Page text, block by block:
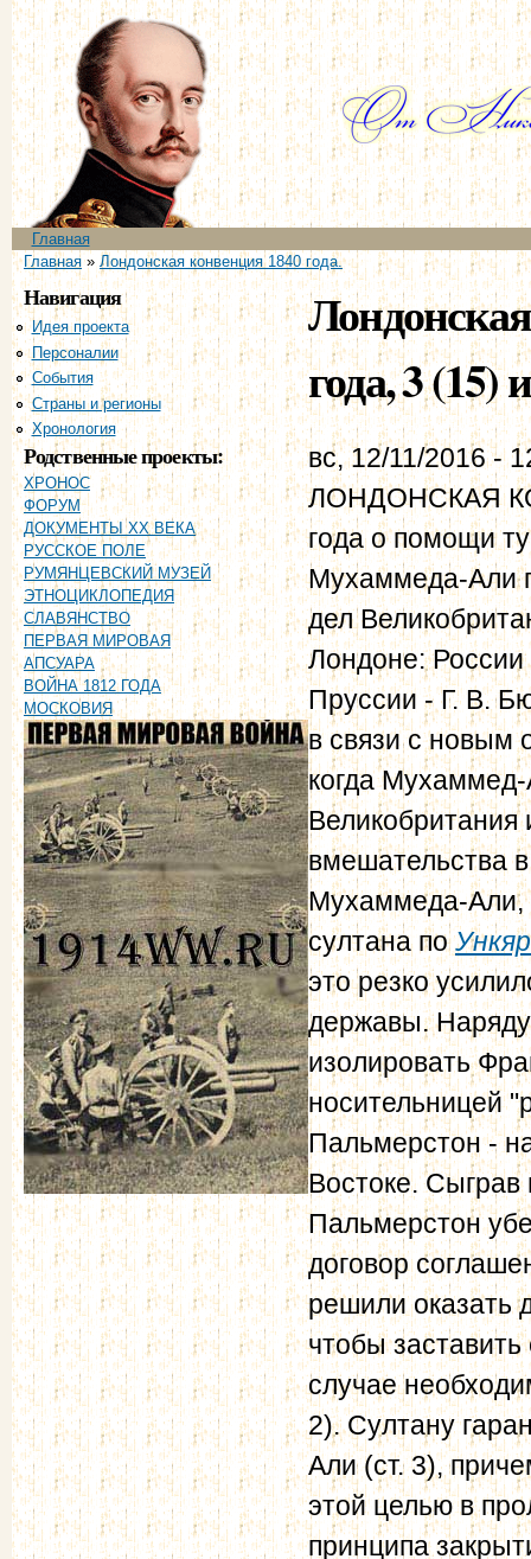
Главное меню
Главная
Вы здесь
Главная» Лондонская конвенция 1840 года.
Навигация
Идея проекта
Персоналии
События
Страны и регионы
Хронология
Родственные проекты:
ХРОНОС
ФОРУМ
ДОКУМЕНТЫ XX ВЕКА
РУССКОЕ ПОЛЕ
РУМЯНЦЕВСКИЙ МУЗЕЙ
ЭТНОЦИКЛОПЕДИЯ
СЛАВЯНСТВО
ПЕРВАЯ МИРОВАЯ
АПСУАРА
ВОЙНА 1812 ГОДА
МОСКОВИЯ
года, 3 (15)
вс, 12/11/2016 -
ЛОНДОНСКАЯ
года о помощи
Мухаммеда-Али
дел
Лондоне:
Пруссии - Г. В.
в связи с новым
когда
Великобритания
вмешательства
Мухаммеда-Али,
султана по
это резко
державы.
изолировать
носительницей
Пальмерстон -
Востоке. Сыграв
Пальмерстон
договор
решили оказать
чтобы
случае
2). Султану
Али (ст. 3),
этой целью в
принципа